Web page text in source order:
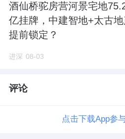
酒仙桥驼房营河景宅地
亿挂牌，中建智地+太古
提前锁定？
进深 08-03
评论
点击下载App参